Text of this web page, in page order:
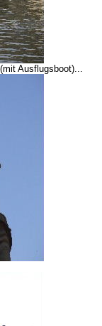
Ausflugsboot)...